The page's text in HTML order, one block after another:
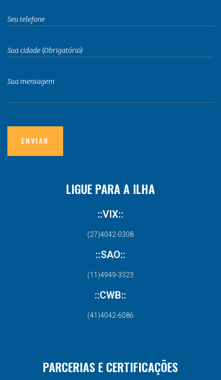
LIGUE PARA A ILHA
::VIX::
(27)4042-0308
::SAO::
(11)4949-3323
::CWB::
(41)4042-6086
PARCERIAS E CERTIFICAÇÕES